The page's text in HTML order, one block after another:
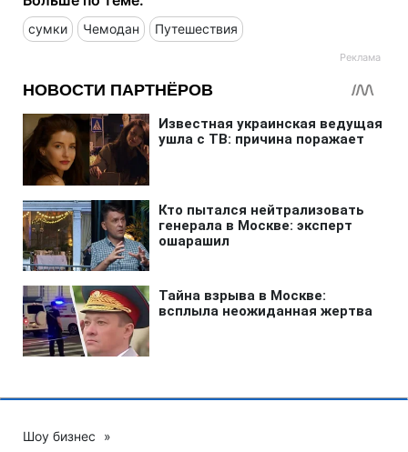
сумки Чемодан Путешествия
Шоу бизнес »